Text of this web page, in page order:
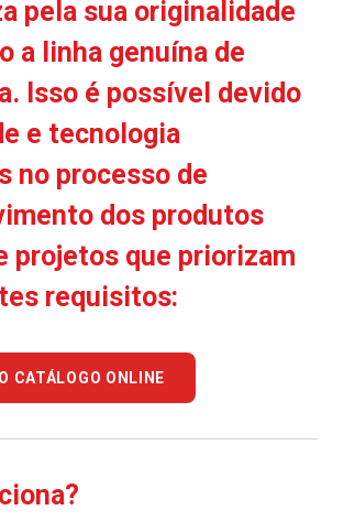
pela sua originalidade
a linha genuína de
Isso é possível devido
e tecnologia
no processo de
dos produtos
projetos que priorizam
requisitos:
CATÁLOGO ONLINE